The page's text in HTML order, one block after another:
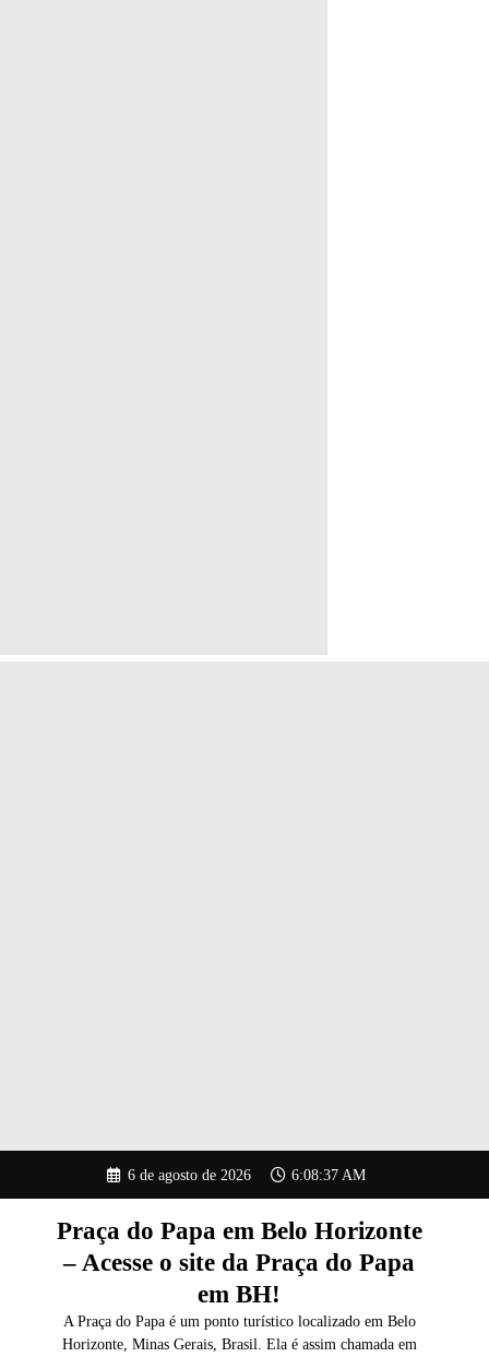
o
6 de agosto de 2026 6:08:38 AM
Praça do Papa em Belo Horizonte
– Acesse o site da Praça do Papa
em BH!
A Praça do Papa é um ponto turístico localizado em Belo
Horizonte, Minas Gerais, Brasil. Ela é assim chamada em